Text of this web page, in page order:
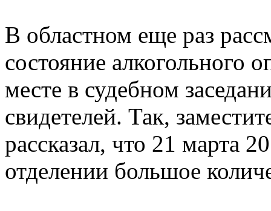
В областном еще раз
состояние алкогольного
месте в судебном
свидетелей. Так,
рассказал, что 21 марта
отделении большое